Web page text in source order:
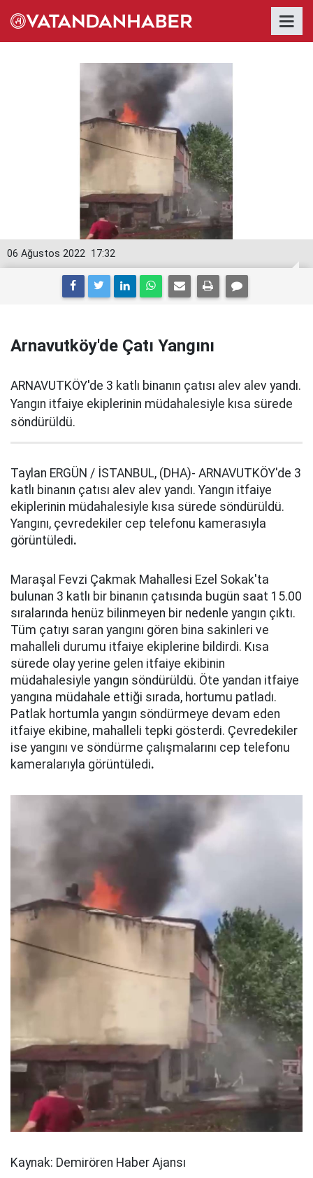
17:32
06 Ağustos 2022
Arnavutköy'de Çatı Yangını
ARNAVUTKÖY'de 3 katlı binanın çatısı alev alev yandı.
Yangın itfaiye ekiplerinin müdahalesiyle kısa sürede
söndürüldü.
Taylan ERGÜN / İSTANBUL, (DHA)- ARNAVUTKÖY'de 3
katlı binanın çatısı alev alev yandı. Yangın itfaiye
ekiplerinin müdahalesiyle kısa sürede söndürüldü.
Yangını, çevredekiler cep telefonu kamerasıyla
görüntüledi.
Maraşal Fevzi Çakmak Mahallesi Ezel Sokak'ta
bulunan 3 katlı bir binanın çatısında bugün saat 15.00
sıralarında henüz bilinmeyen bir nedenle yangın çıktı.
Tüm çatıyı saran yangını gören bina sakinleri ve
mahalleli durumu itfaiye ekiplerine bildirdi. Kısa
sürede olay yerine gelen itfaiye ekibinin
müdahalesiyle yangın söndürüldü. Öte yandan itfaiye
yangına müdahale ettiği sırada, hortumu patladı.
Patlak hortumla yangın söndürmeye devam eden
itfaiye ekibine, mahalleli tepki gösterdi. Çevredekiler
ise yangını ve söndürme çalışmalarını cep telefonu
kameralarıyla görüntüledi.
Kaynak: Demirören Haber Ajansı